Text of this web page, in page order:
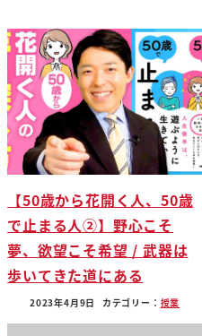
【50歳から花開く人、50歳
で止まる人②】野心こそ
夢、欲望こそ希望 / 武器は
歩いてきた道にある
2023年4月9日 カテゴリー： 授業